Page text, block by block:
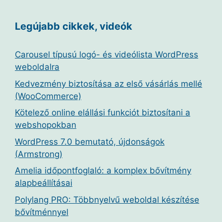
Legújabb cikkek, videók
Carousel típusú logó- és videólista WordPress
weboldalra
Kedvezmény biztosítása az első vásárlás mellé
(WooCommerce)
Kötelező online elállási funkciót biztosítani a
webshopokban
WordPress 7.0 bemutató, újdonságok
(Armstrong)
Amelia időpontfoglaló: a komplex bővítmény
alapbeállításai
Polylang PRO: Többnyelvű weboldal készítése
bővítménnyel